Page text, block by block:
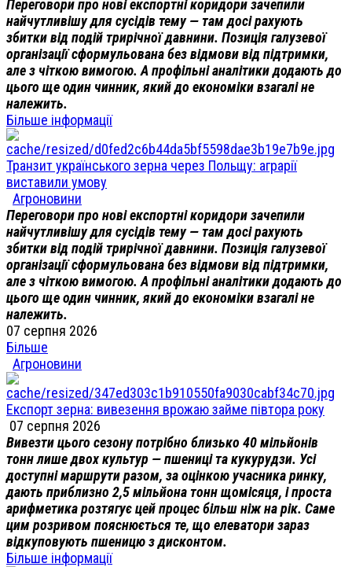
Переговори про нові експортні коридори зачепили
найчутливішу для сусідів тему — там досі рахують
збитки від подій трирічної давнини. Позиція галузевої
організації сформульована без відмови від підтримки,
але з чіткою вимогою. А профільні аналітики додають до
цього ще один чинник, який до економіки взагалі не
належить.
Більше інформації
Транзит українського зерна через Польщу: аграрії
виставили умову
Агроновини
Переговори про нові експортні коридори зачепили
найчутливішу для сусідів тему — там досі рахують
збитки від подій трирічної давнини. Позиція галузевої
організації сформульована без відмови від підтримки,
але з чіткою вимогою. А профільні аналітики додають до
цього ще один чинник, який до економіки взагалі не
належить.
07 серпня 2026
Більше
Агроновини
Експорт зерна: вивезення врожаю займе півтора року
07 серпня 2026
Вивезти цього сезону потрібно близько 40 мільйонів
тонн лише двох культур — пшениці та кукурудзи. Усі
доступні маршрути разом, за оцінкою учасника ринку,
дають приблизно 2,5 мільйона тонн щомісяця, і проста
арифметика розтягує цей процес більш ніж на рік. Саме
цим розривом пояснюється те, що елеватори зараз
відкуповують пшеницю з дисконтом.
Більше інформації